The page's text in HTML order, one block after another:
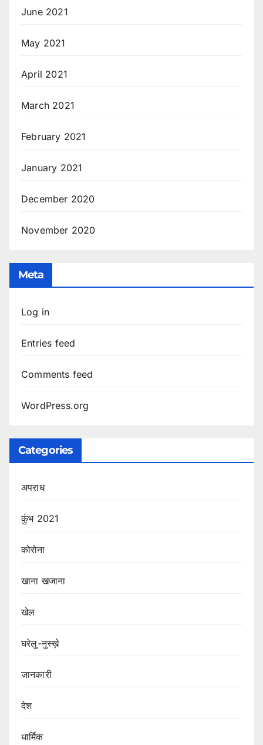
June 2021
May 2021
April 2021
March 2021
February 2021
January 2021
December 2020
November 2020
Meta
Log in
Entries feed
Comments feed
WordPress.org
Categories
अपराध
कुंभ 2021
कोरोना
खाना खजाना
खेल
घरेलु-नुस्ख़े
जानकारी
देश
धार्मिक